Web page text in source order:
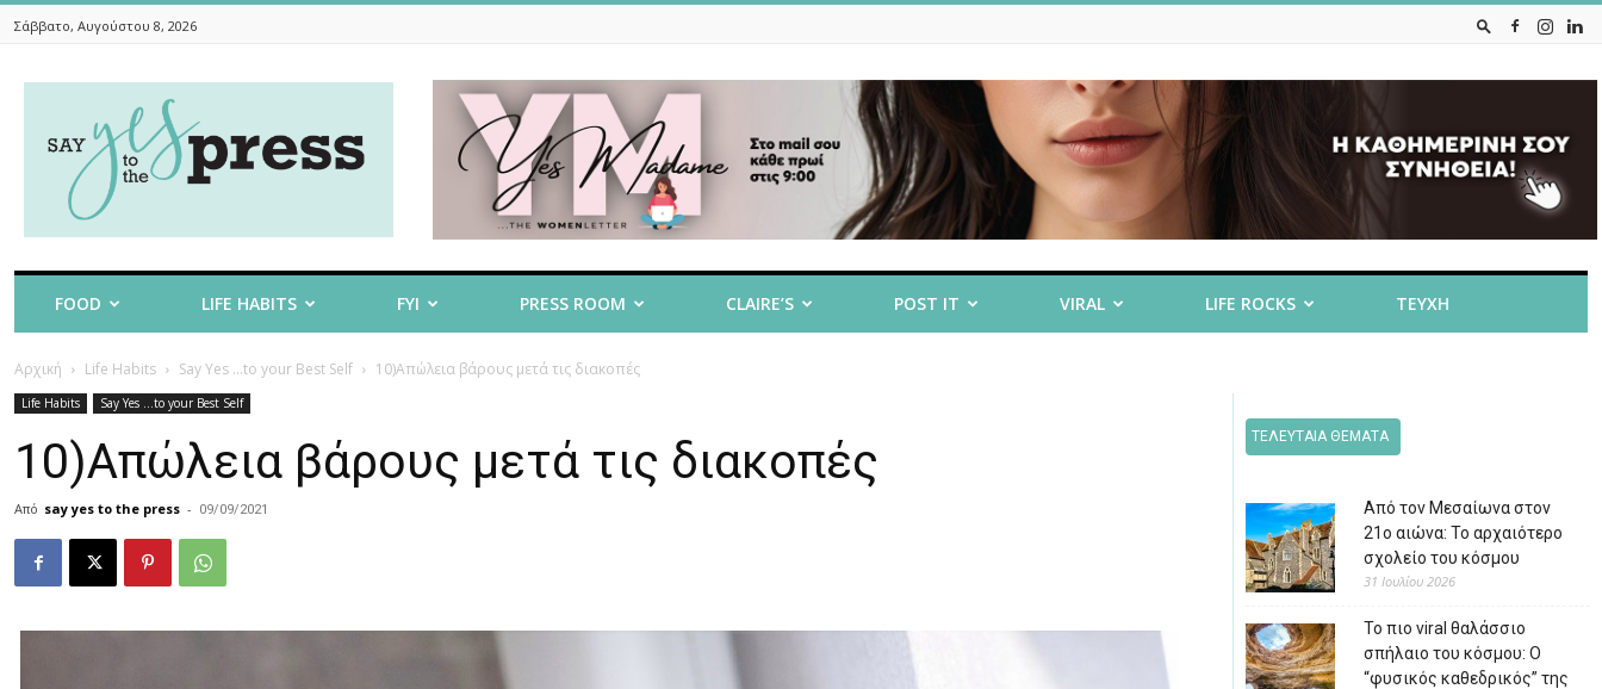
Σάββατο, Αυγούστου 8, 2026
To
The
FOOD LIFE HABITS FYI PRESS ROOM CLAIRE’S POST IT VIRAL LIFE ROCKS ΤΕΥΧΗ
Αρχική Life Habits Say Yes ...to your Best Self 10)Απώλεια βάρους μετά τις διακοπές
Life Habits Say Yes ...to your Best Self
10)Απώλεια βάρους μετά τις διακοπές
Από say yes to the press - 09/09/2021
ΤΕΛΕΥΤΑΙΑ ΘΕΜΑΤΑ
Από τον Μεσαίωνα στον
21ο αιώνα: Το αρχαιότερο
σχολείο του κόσμου
31 Ιουλίου 2026
Το πιο viral θαλάσσιο
σπήλαιο του κόσμου: Ο
“φυσικός καθεδρικός” της